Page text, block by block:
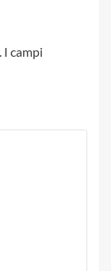
I campi